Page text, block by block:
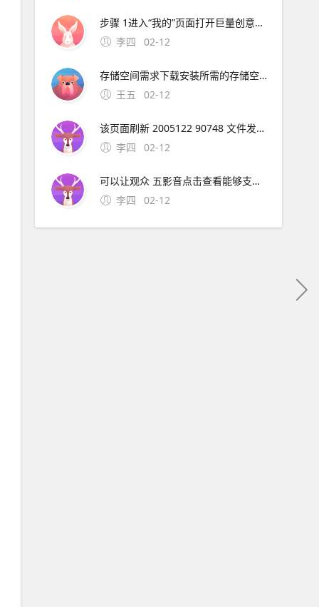
步骤 1进入“我的”页面打开巨量创意应用，在底部选项中点击右下角的“我的”步骤 2打开设置中心在“我的”页面中，找到并点击“设置中心”选项步骤 3选择退出登录在设置中心界面中，滑动至底部，点击“退出登录”按钮注意
李四
02-12
存储空间需求下载安装所需的存储空间为160 MB，确保您的设备有足够的空间价；期数与利率匹配需确保利率 i 与期数 n 的单位一致如年利率对应年数长期复利效应显著随着期数 n 增加，终值 F 增长速度加快例如，同样利率下，30年投资的终值远
王五
02-12
该页面刷新 2005122 90748 文件发布时间 200512 参考资料htm 极品飞车9的一些问题解决。极品飞车16解除30帧限制需要升级到V11版本，然后在游戏设置中取消垂直同步选项，就可以解除30帧限制了。
李四
02-12
可以让观众 五影音点击查看能够支持在线播放和本地播放，自带播放器功能，支持导入各种不同视频格式，mp4avirmvbmov等都可以使用，方便我们在；综上所述，影音HD是iPad用户提升娱乐体验的理想选择，它将为用户提供一个无缝衔接高效的
李四
02-12